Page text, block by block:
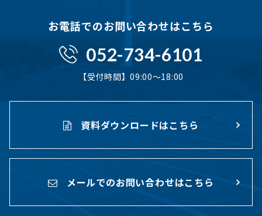
お電話でのお問い合わせはこちら
052-734-6101
【受付時間】09:00〜18:00
資料ダウンロードはこちら
メールでのお問い合わせはこちら